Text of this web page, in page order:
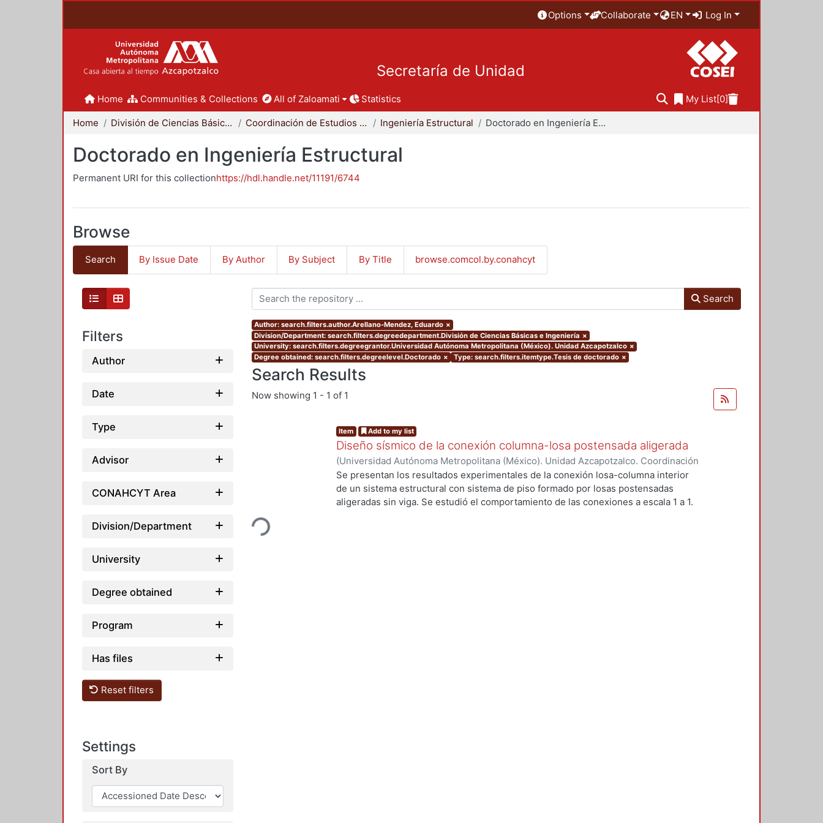
Options Collaborate EN Log In
Secretaría de Unidad
Home Communities & Collections All of Zaloamati Statistics My List[0]
Home División de Ciencias Básicas e Ingeniería Coordinación de Estudios de Posgrado - CBI Ingeniería Estructural Doctorado en Ingeniería Estructural
Doctorado en Ingeniería Estructural
Permanent URI for this collectionhttps://hdl.handle.net/11191/6744
Browse
Search By Issue Date By Author By Subject By Title browse.comcol.by.conahcyt
Filters
Author
Date
Type
Advisor
CONAHCYT Area
Division/Department
University
Degree obtained
Program
Has files
Reset filters
Settings
Sort By
Search
Author: search.filters.author.Arellano-Mendez, Eduardo ×
Division/Department: search.filters.degreedepartment.División de Ciencias Básicas e Ingeniería ×
University: search.filters.degreegrantor.Universidad Autónoma Metropolitana (México). Unidad Azcapotzalco ×
Degree obtained: search.filters.degreelevel.Doctorado × Type: search.filters.itemtype.Tesis de doctorado ×
Search Results
Now showing 1 - 1 of 1
Loading...
Item Add to my list
Diseño sísmico de la conexión columna-losa postensada aligerada
(Universidad Autónoma Metropolitana (México). Unidad Azcapotzalco. Coordinación
de Servicios de Información. ,2013-09)Arellano-Mendez, Eduardo
Se presentan los resultados experimentales de la conexión losa-columna interior
de un sistema estructural con sistema de piso formado por losas postensadas
aligeradas sin viga. Se estudió el comportamiento de las conexiones a escala 1 a 1.